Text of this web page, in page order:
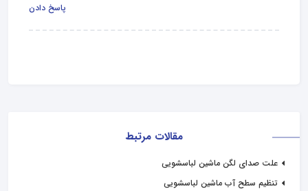
مقالات مرتبط
علت صدای لگن ماشین لباسشویی
تنظیم سطح آب ماشین لباسشویی
پاسخ دادن